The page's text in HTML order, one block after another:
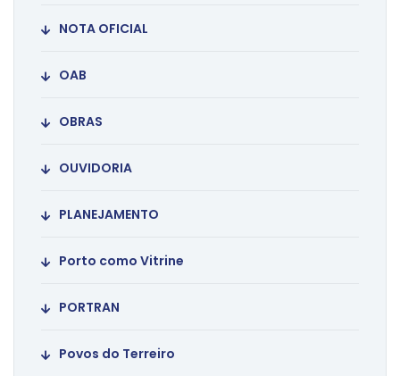
NOTA OFICIAL
OAB
OBRAS
OUVIDORIA
PLANEJAMENTO
Porto como Vitrine
PORTRAN
Povos do Terreiro